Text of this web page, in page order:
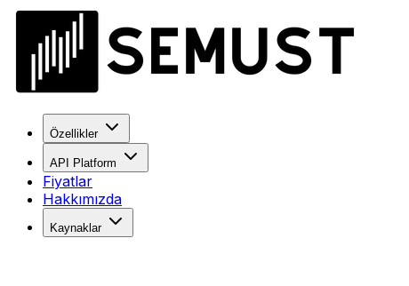
Özellikler
API Platform
Fiyatlar
Hakkımızda
Kaynaklar